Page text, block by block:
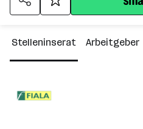
Stelleninserat Arbeitgeber